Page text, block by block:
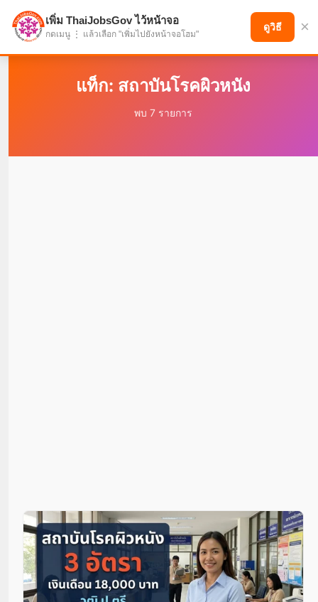
แบ่งปันโอกาส เพื่ออนาคตที่ก้าวหน้า
แท็ก: สถาบันโรคผิวหนัง
พบ 7 รายการ
เพิ่ม ThaiJobsGov ไว้หน้าจอ
กดเมนู ⋮ แล้วเลือก "เพิ่มไปยังหน้าจอโฮม"
ดูวิธี ×